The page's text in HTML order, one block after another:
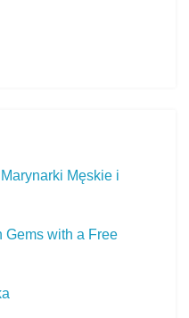
Męskie i
Gems with a Free